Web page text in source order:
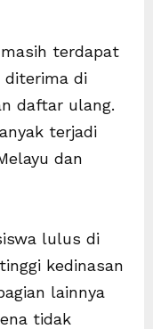
terdapat
diterima di
daftar ulang.
terjadi
dan
lulus di
kedinasan
lainnya
tidak